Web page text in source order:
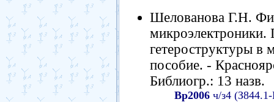
Шелованова Г.Н.
гетероструктуры в
пособие. -
Библиогр.: 13 назв.
Вр2006 ч/з4